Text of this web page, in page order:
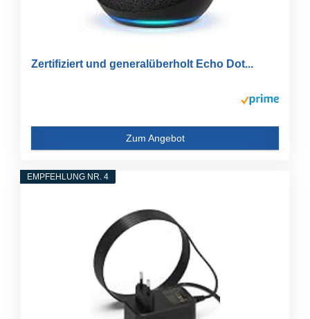
Zertifiziert und generalüberholt Echo Dot...
Zum Angebot
EMPFEHLUNG NR. 4